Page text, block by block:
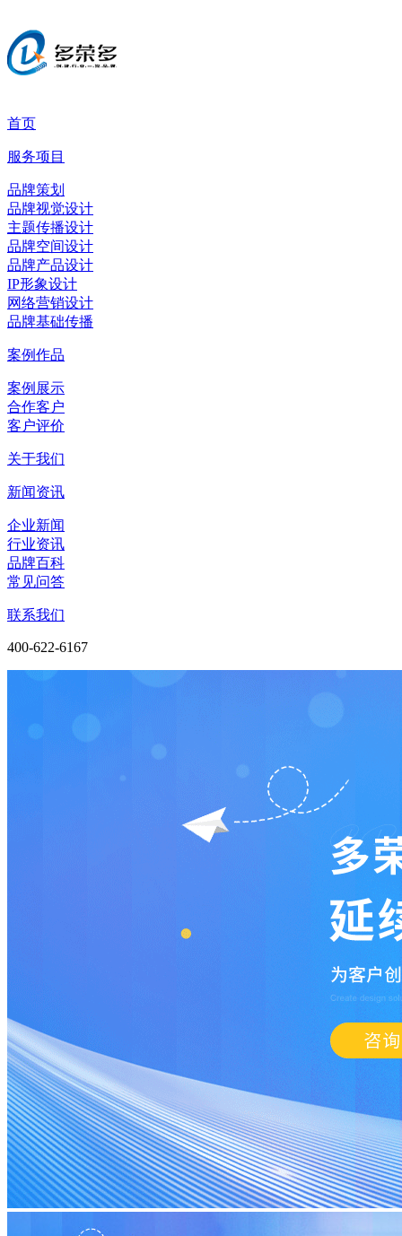
首页
服务项目
品牌策划
品牌视觉设计
主题传播设计
品牌空间设计
品牌产品设计
IP形象设计
网络营销设计
品牌基础传播
案例作品
案例展示
合作客户
客户评价
关于我们
新闻资讯
企业新闻
行业资讯
品牌百科
常见问答
联系我们
400-622-6167